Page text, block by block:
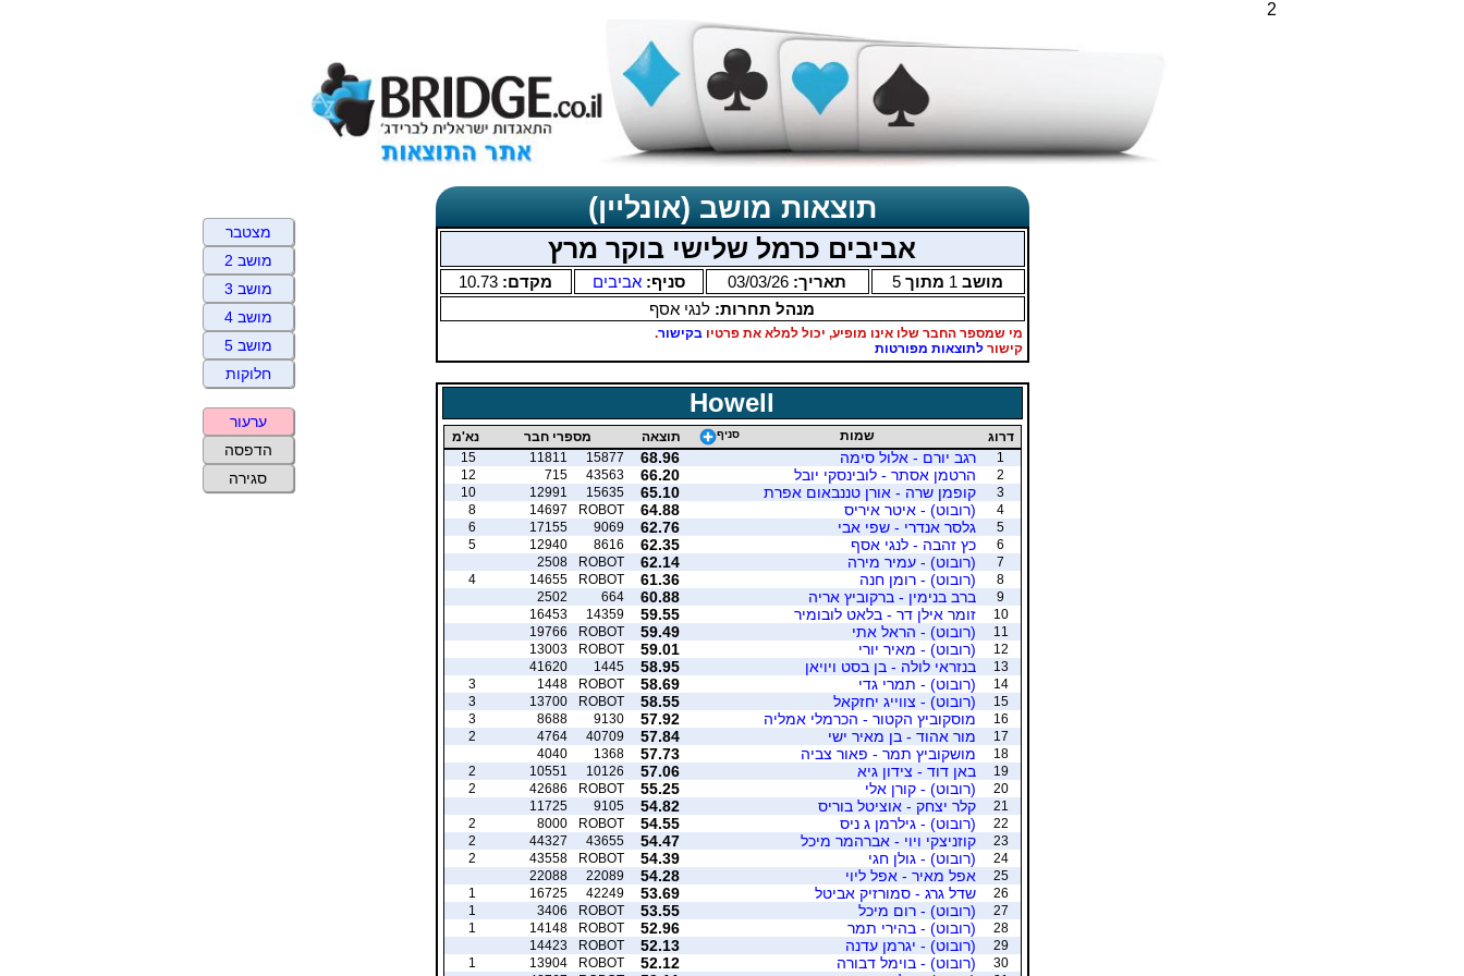
2
תוצאות מושב (אונליין)
אביבים כרמל שלישי בוקר מרץ
מושב 1 מתוך 5 תאריך: 03/03/26 סניף:אביבים מקדם: 10.73
מנהל תחרות: לנגי אסף
מי שמספר החבר שלו אינו מופיע, יכול למלא את פרטיובקישור.
קישורלתוצאות מפורטות
Howell
דרוג שמות סניף תוצאה מספרי חבר
נא'מ
1
רגב יורם - אלול סימה 68.96
15877
11811
15
2
הרטמן אסתר - לובינסקי יובל 66.20
43563
715
12
3
קופמן שרה - אורן טננבאום אפרת 65.10
15635
12991
10
4
(רובוט) - איטר איריס 64.88
ROBOT
14697
8
5
גלסר אנדרי - שפי אבי 62.76
9069
17155
6
6
כץ זהבה - לנגי אסף 62.35
8616
12940
5
7
(רובוט) - עמיר מירה 62.14
ROBOT
2508
8
(רובוט) - רומן חנה 61.36
ROBOT
14655
4
9
ברב בנימין - ברקוביץ אריה 60.88
664
2502
10
זומר אילן דר - בלאט לובומיר 59.55
14359
16453
11
(רובוט) - הראל אתי 59.49
ROBOT
19766
12
(רובוט) - מאיר יורי 59.01
ROBOT
13003
13
בנזראי לולה - בן בסט ויויאן 58.95
1445
41620
14
(רובוט) - תמרי גדי 58.69
ROBOT
1448
3
15
(רובוט) - צווייג יחזקאל 58.55
ROBOT
13700
3
16
מוסקוביץ הקטור - הכרמלי אמליה 57.92
9130
8688
3
17
מור אהוד - בן מאיר ישי 57.84
40709
4764
2
18
מושקוביץ תמר - פאור צביה 57.73
1368
4040
19
באן דוד - צידון גיא 57.06
10126
10551
2
20
(רובוט) - קורן אלי 55.25
ROBOT
42686
2
21
קלר יצחק - אוציטל בוריס 54.82
9105
11725
22
(רובוט) - גילרמן ג ניס 54.55
ROBOT
8000
2
23
קוזניצקי ויוי - אברהמר מיכל 54.47
43655
44327
2
24
(רובוט) - גולן חגי 54.39
ROBOT
43558
2
25
אפל מאיר - אפל ליוי 54.28
22089
22088
26
שדל גרג - סמורזיק אביטל 53.69
42249
16725
1
27
(רובוט) - רום מיכל 53.55
ROBOT
3406
1
28
(רובוט) - בהירי תמר 52.96
ROBOT
14148
1
29
(רובוט) - יגרמן עדנה 52.13
ROBOT
14423
30
(רובוט) - בוימל דבורה 52.12
ROBOT
13904
1
מצטבר
מושב 2
מושב 3
מושב 4
מושב 5
חלוקות
ערעור
הדפסה
סגירה